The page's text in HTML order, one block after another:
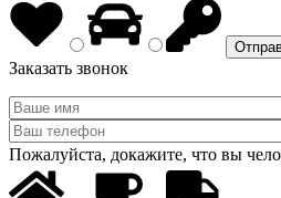
Заказать звонок
Пожалуйста, докажите, что вы